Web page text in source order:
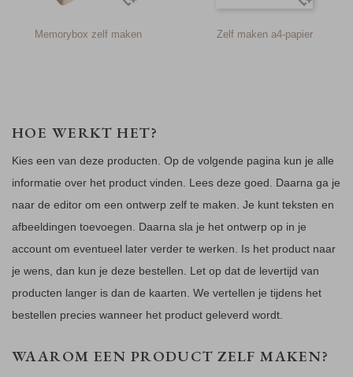
Memorybox zelf maken Zelf maken a4-papier
HOE WERKT HET?
Kies een van deze producten. Op de volgende pagina kun je alle
informatie over het product vinden. Lees deze goed. Daarna ga je
naar de editor om een ontwerp zelf te maken. Je kunt teksten en
afbeeldingen toevoegen. Daarna sla je het ontwerp op in je
account om eventueel later verder te werken. Is het product naar
je wens, dan kun je deze bestellen. Let op dat de levertijd van
producten langer is dan de kaarten. We vertellen je tijdens het
bestellen precies wanneer het product geleverd wordt.
WAAROM EEN PRODUCT ZELF MAKEN?